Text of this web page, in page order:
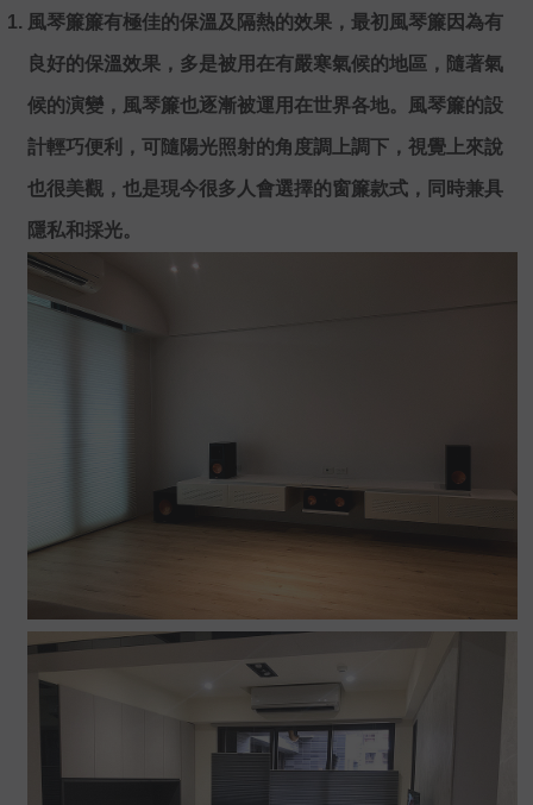
風琴簾簾有極佳的保溫及隔熱的效果，最初風琴簾因為有
良好的保溫效果，多是被用在有嚴寒氣候的地區，隨著氣
候的演變，風琴簾也逐漸被運用在世界各地。風琴簾的設
計輕巧便利，可隨陽光照射的角度調上調下，視覺上來說
也很美觀，也是現今很多人會選擇的窗簾款式，同時兼具
隱私和採光。